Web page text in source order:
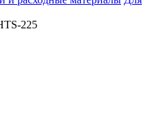
225